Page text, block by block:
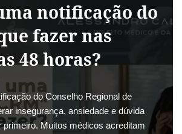
notificação do
fazer nas
48 horas?
do Conselho Regional de
insegurança, ansiedade e dúvida
primeiro. Muitos médicos acreditam